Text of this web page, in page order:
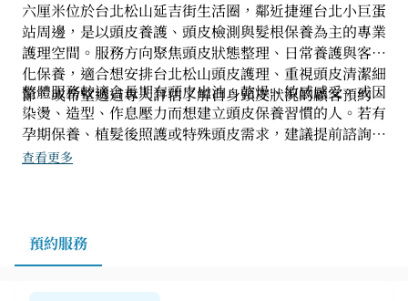
六厘米位於台北松山延吉街生活圈，鄰近捷運台北小巨蛋
站周邊，是以頭皮養護、頭皮檢測與髮根保養為主的專業
護理空間。服務方向聚焦頭皮狀態整理、日常養護與客製
化保養，適合想安排台北松山頭皮護理、重視頭皮清潔細
節，或希望透過專人評估了解自身頭皮狀況的顧客預約。
整體服務較適合長期有頭皮出油、乾燥、敏感感受，或因
染燙、造型、作息壓力而想建立頭皮保養習慣的人。若有
孕期保養、植髮後照護或特殊頭皮需求，建議提前諮詢並
確認適合的服務項目與可預約時段，讓護理師依照個人狀
查看更多
預約服務